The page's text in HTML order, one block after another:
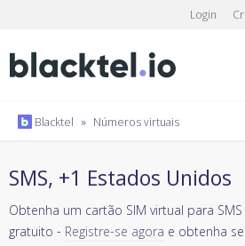
Login
Blacktel » Números virtuais
SMS, +1 Estados Unidos
Obtenha um cartão SIM virtual para
gratuito - Registre-se agora e obtenha